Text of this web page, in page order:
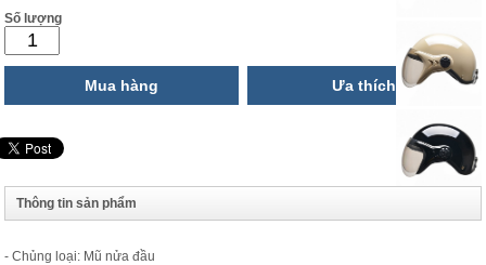
Số lượng
Mua hàng Ưa thích
Thông tin sản phẩm
- Chủng loại: Mũ nửa đầu